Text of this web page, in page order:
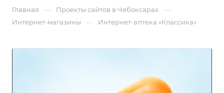
Главная — Проекты сайтов в Чебоксарах —
Интернет-магазины — Интернет-аптека «Классика»